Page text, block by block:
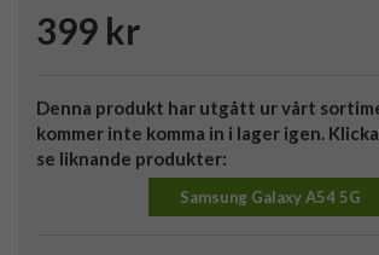
399 kr
Denna produkt har utgått ur vårt
kommer inte komma in i lager igen.
se liknande produkter:
Samsung Galaxy A54 5G